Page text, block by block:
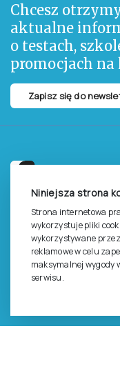
Niniejsza strona
Strona internetowa
wykorzystuje pliki
wykorzystywane
reklamowe w celu
maksymalnej wygody
serwisu.
Chcesz
aktualne
o testach,
promocjach na
Zapisz się do
Pracownia Testów
Polskiego Towarzystwa
NIP: 525-236-80-15
Regon: 140607222
KRS: 0000259763